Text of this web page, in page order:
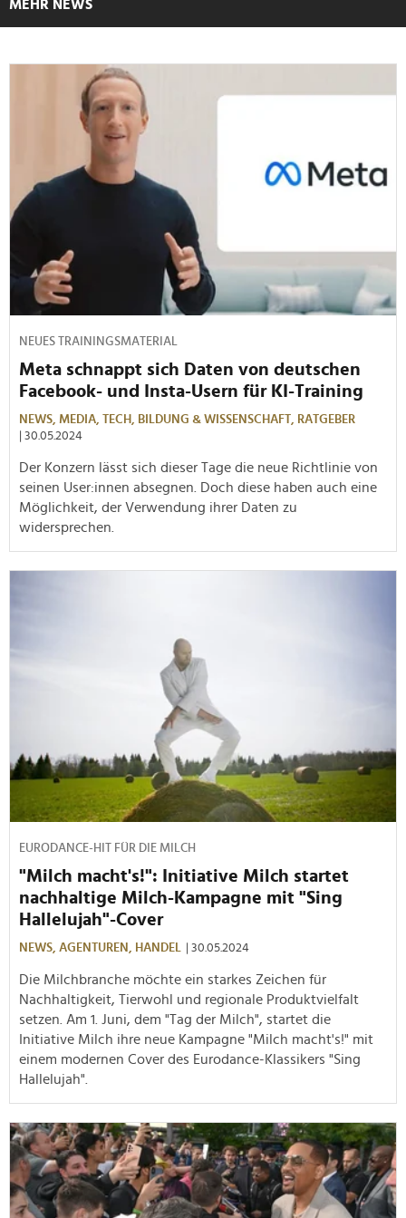
MEHR NEWS
NEUES TRAININGSMATERIAL
Meta schnappt sich Daten von deutschen
Facebook- und Insta-Usern für KI-Training
NEWS, MEDIA, TECH, BILDUNG & WISSENSCHAFT, RATGEBER
| 30.05.2024
Der Konzern lässt sich dieser Tage die neue Richtlinie von
seinen User:innen absegnen. Doch diese haben auch eine
Möglichkeit, der Verwendung ihrer Daten zu
widersprechen.
EURODANCE-HIT FÜR DIE MILCH
"Milch macht's!": Initiative Milch startet
nachhaltige Milch-Kampagne mit "Sing
Hallelujah"-Cover
NEWS, AGENTUREN, HANDEL | 30.05.2024
Die Milchbranche möchte ein starkes Zeichen für
Nachhaltigkeit, Tierwohl und regionale Produktvielfalt
setzen. Am 1. Juni, dem "Tag der Milch", startet die
Initiative Milch ihre neue Kampagne "Milch macht's!" mit
einem modernen Cover des Eurodance-Klassikers "Sing
Hallelujah".